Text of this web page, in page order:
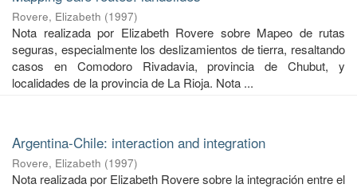
Rovere, Elizabeth (1997)
Nota realizada por Elizabeth Rovere sobre Mapeo de rutas
seguras, especialmente los deslizamientos de tierra, resaltando
casos en Comodoro Rivadavia, provincia de Chubut, y
localidades de la provincia de La Rioja. Nota ...
Argentina-Chile: interaction and integration
Rovere, Elizabeth (1997)
Nota realizada por Elizabeth Rovere sobre la integración entre el